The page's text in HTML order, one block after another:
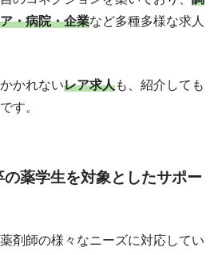
・病院・企業など多種多様な求人
かれないレア求人も、紹介しても
す。
薬学生を対象としたサポー
剤師の様々なニーズに対応してい